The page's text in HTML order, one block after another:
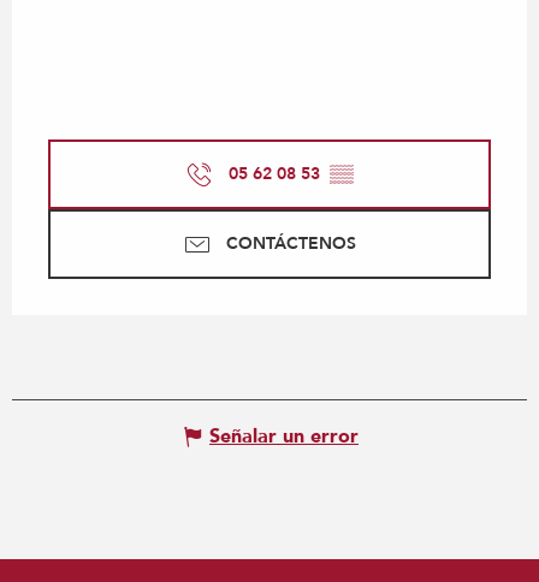
05 62 08 53 ▒▒
CONTÁCTENOS
Señalar un error